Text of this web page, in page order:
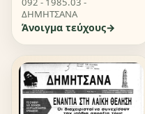
ΔΗΜΗΤΣΑΝΑ
Άνοιγμα τεύχους